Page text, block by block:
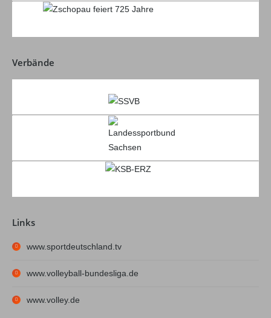
Verbände
Links
www.sportdeutschland.tv
www.volleyball-bundesliga.de
www.volley.de